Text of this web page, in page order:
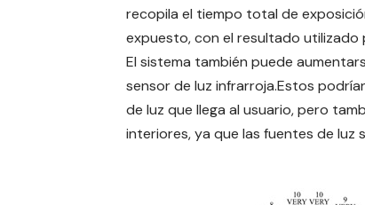
recopila el tiempo total de
expuesto, con el resultado utilizado
El sistema también puede
sensor de luz infrarroja.Estos
de luz que llega al usuario, pero
interiores, ya que las fuentes de luz